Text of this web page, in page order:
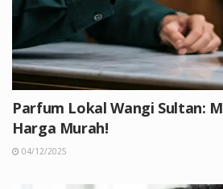
Parfum Lokal Wangi Sultan:
Harga Murah!
04/12/2025